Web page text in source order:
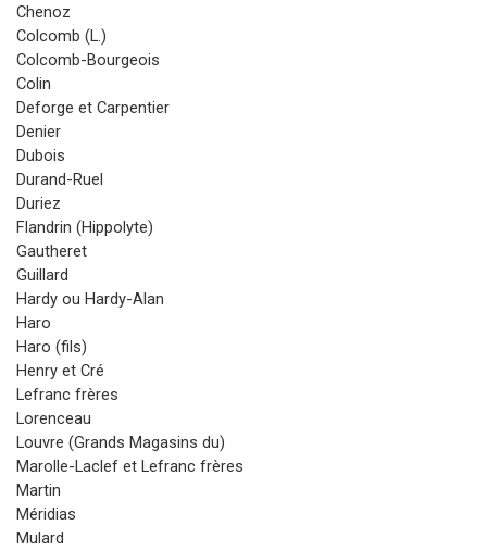
Chenoz
Colcomb (L.)
Colcomb-Bourgeois
Colin
Deforge et Carpentier
Denier
Dubois
Durand-Ruel
Duriez
Flandrin (Hippolyte)
Gautheret
Guillard
Hardy ou Hardy-Alan
Haro
Haro (fils)
Henry et Cré
Lefranc frères
Lorenceau
Louvre (Grands Magasins du)
Marolle-Laclef et Lefranc frères
Martin
Méridias
Mulard